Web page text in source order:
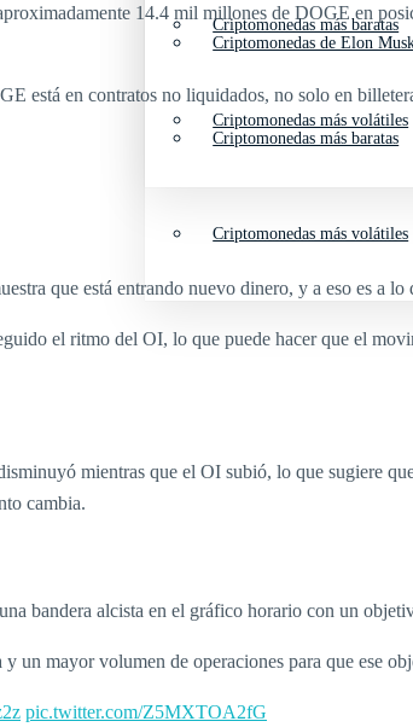
Criptomonedas más baratas
Criptomonedas más volátiles
Criptomonedas de Elon
Criptomonedas más baratas
Criptomonedas más volátiles
14.4 mil millones de DOGE en
está en contratos no liquidados, no solo en
que está entrando nuevo dinero, y a eso es a
el ritmo del OI, lo que puede hacer que el
mientras que el OI subió, lo que sugiere
cambia.
bandera alcista en el gráfico horario con un
un mayor volumen de operaciones para que ese
pic.twitter.com/Z5MXTOA2fG